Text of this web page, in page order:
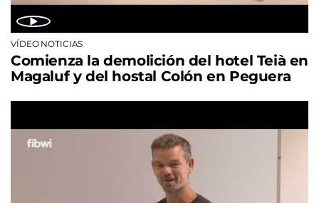
VÍDEO NOTICIAS
Comienza la demolición del hotel Teià en
Magaluf y del hostal Colón en Peguera